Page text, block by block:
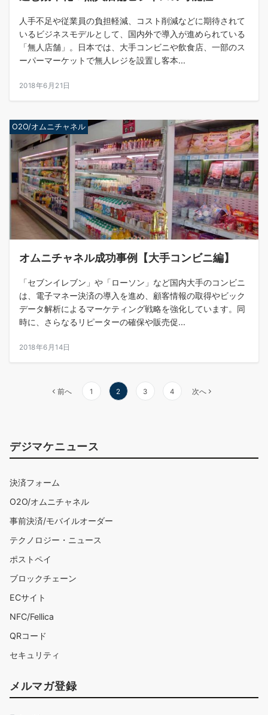
人手不足や従業員の負担軽減、コスト削減などに期待されて
いるビジネスモデルとして、国内外で導入が進められている
「無人店舗」。日本では、大手コンビニや飲食店、一部のス
ーパーマーケットで無人レジを設置し客本...
2018年6月21日
O2O/オムニチャネル
オムニチャネル成功事例【大手コンビニ編】
「セブンイレブン」や「ローソン」など国内大手のコンビニ
は、電子マネー決済の導入を進め、顧客情報の取得やビック
データ解析によるマーケティング戦略を強化しています。同
時に、さらなるリピーターの確保や販売促...
2018年6月14日
ビ
シ
ョ
ン
前へ 1 2 3 4 次へ
デジマケニュース
決済フォーム
O2O/オムニチャネル
事前決済/モバイルオーダー
テクノロジー・ニュース
ポストペイ
ブロックチェーン
ECサイト
NFC/Fellica
QRコード
セキュリティ
メルマガ登録